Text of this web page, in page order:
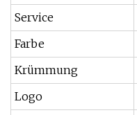
Service
Farbe
Krümmung
Logo